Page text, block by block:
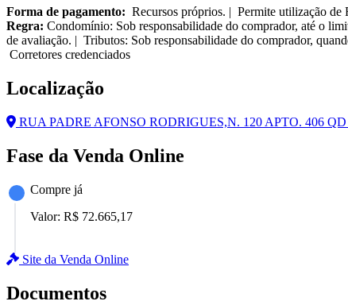
Forma de pagamento: Recursos próprios. | Permite utilização de
Regra: Condomínio: Sob responsabilidade do comprador, até o
de avaliação. | Tributos: Sob responsabilidade do comprador,
Corretores credenciados
Localização
RUA PADRE AFONSO RODRIGUES,N. 120 APTO. 406
Fase da Venda Online
Compre já
Valor: R$ 72.665,17
Site da Venda Online
Documentos